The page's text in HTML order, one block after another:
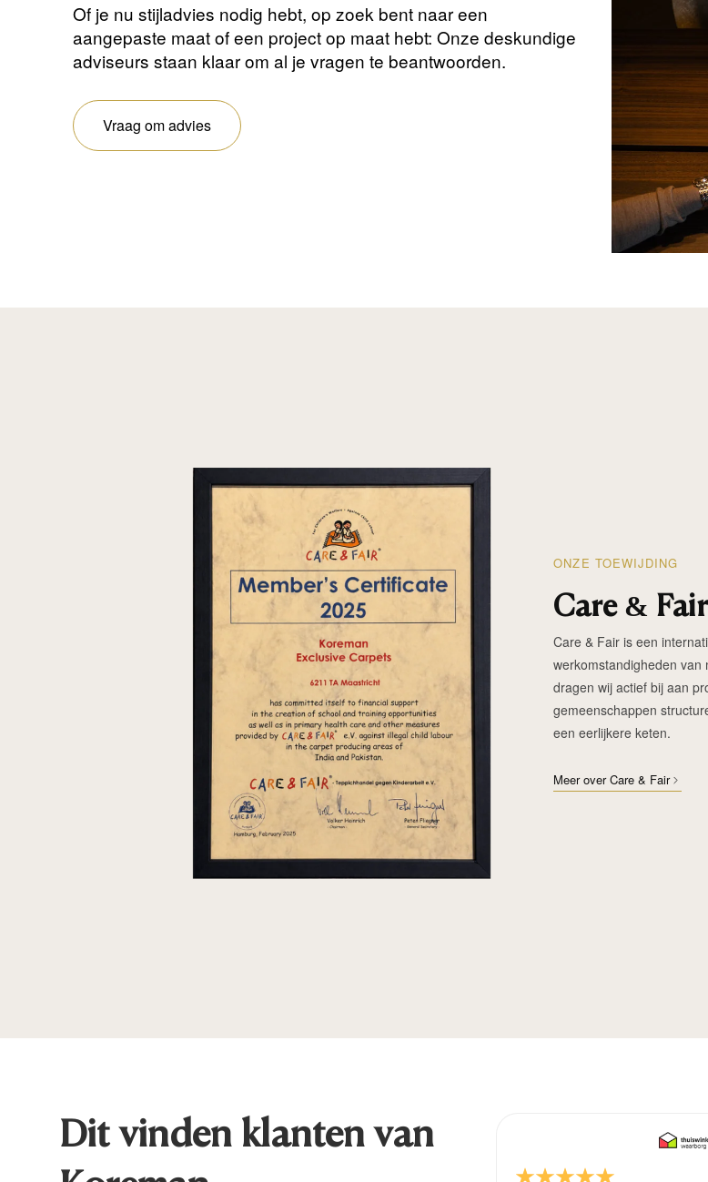
Of je nu stijladvies nodig hebt, op zoek bent naar een
aangepaste maat of een project op maat hebt: Onze deskundige
adviseurs staan ​​klaar om al je vragen te beantwoorden.
Vraag om advies
ONZE TOEWIJDING
Care & Fair
Care & Fair is een
werkomstandigheden van
dragen wij actief bij aan
gemeenschappen
een eerlijkere keten.
Meer over Care & Fair
Dit vinden klanten van